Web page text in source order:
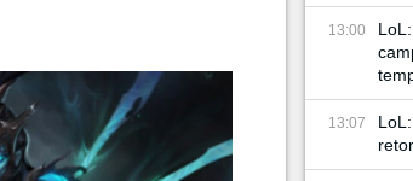
13:00
13:07